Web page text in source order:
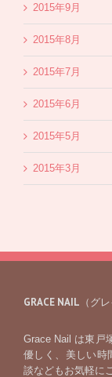
2015年9月
2015年8月
2015年7月
2015年6月
2015年5月
2015年3月
GRACE NAIL（グ
Grace Nail は東戸
優しく、美しい時
談などもお気軽に